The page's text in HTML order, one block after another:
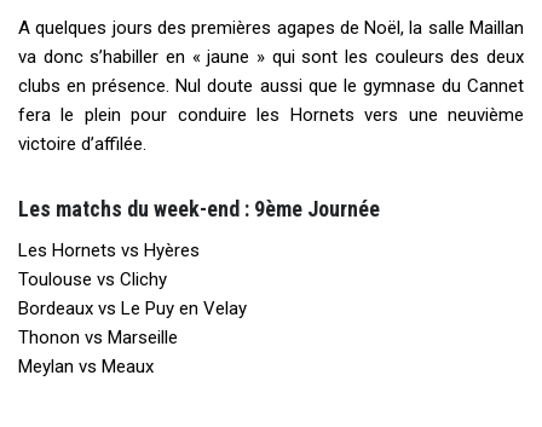
A quelques jours des premières agapes de Noël, la salle Maillan
va donc s’habiller en « jaune » qui sont les couleurs des deux
clubs en présence. Nul doute aussi que le gymnase du Cannet
fera le plein pour conduire les Hornets vers une neuvième
victoire d’affilée.
Les matchs du week-end : 9ème Journée
Les Hornets vs Hyères
Toulouse vs Clichy
Bordeaux vs Le Puy en Velay
Thonon vs Marseille
Meylan vs Meaux